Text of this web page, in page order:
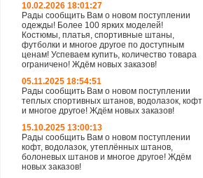
10.02.2026 18:01:27
Рады сообщить Вам о новом поступлении
одежды! Более 100 ярких моделей!
Костюмы, платья, спортивные штаны,
футболки и многое другое по доступным
ценам! Успеваем купить, количество товара
ограничено! Ждём новых заказов!
05.11.2025 18:54:51
Рады сообщить Вам о новом поступлении
теплых спортивных штанов, водолазок, кофт
и многое другое! Ждём новых заказов!
15.10.2025 13:00:13
Рады сообщить Вам о новом поступлении
кофт, водолазок, утеплённых штанов,
болоневых штанов и многое другое! Ждём
новых заказов!